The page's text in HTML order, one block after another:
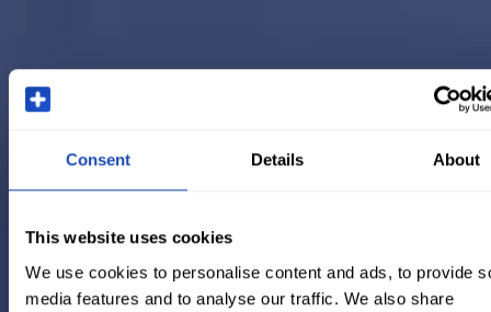
Consent Details About
This website uses cookies
We use cookies to personalise content and ads, to provide
media features and to analyse our traffic. We also share